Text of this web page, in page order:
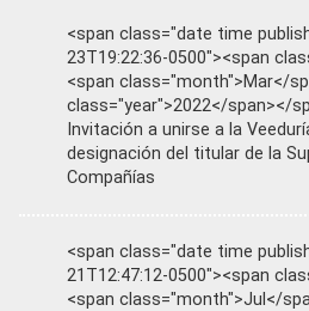
<span class="date time
23T19:22:36-0500"><span
<span class="month">Mar</
class="year">2022</span></
Invitación a unirse a la
designación del titular de la
Compañías
<span class="date time
21T12:47:12-0500"><span
<span class="month">Jul</